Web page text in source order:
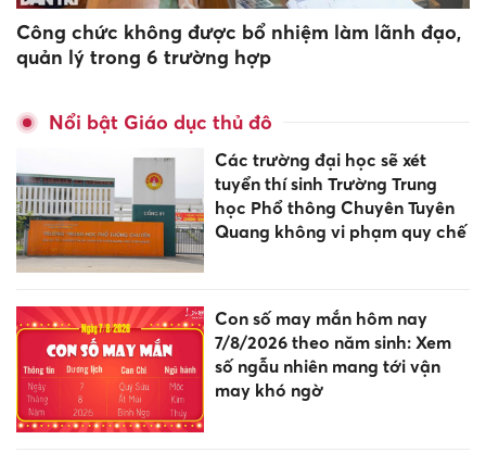
Công chức không được bổ nhiệm làm lãnh đạo,
quản lý trong 6 trường hợp
Nổi bật Giáo dục thủ đô
Các trường đại học sẽ xét
tuyển thí sinh Trường Trung
học Phổ thông Chuyên Tuyên
Quang không vi phạm quy chế
Con số may mắn hôm nay
7/8/2026 theo năm sinh: Xem
số ngẫu nhiên mang tới vận
may khó ngờ